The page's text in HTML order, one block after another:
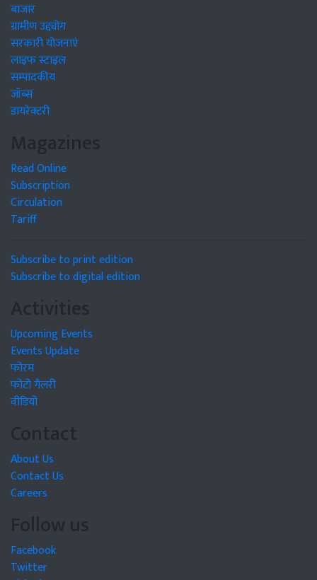
बाजार
ग्रामीण उद्द्योग
सरकारी योजनाएं
लाइफ स्टाइल
सम्पादकीय
जॉब्स
डायरेक्टरी
Magazines
Read Online
Subscription
Circulation
Tariff
Subscribe to print edition
Subscribe to digital edition
Activities
Upcoming Events
Events Update
फोरम
फोटो गैलरी
वीडियो
Contact
About Us
Contact Us
Careers
Follow us
Facebook
Twitter